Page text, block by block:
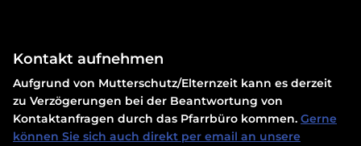
Kontakt aufnehmen
Aufgrund von Mutterschutz/Elternzeit kann es derzeit
zu Verzögerungen bei der Beantwortung von
Kontaktanfragen durch das Pfarrbüro kommen. Gerne
können Sie sich auch direkt per email an unsere